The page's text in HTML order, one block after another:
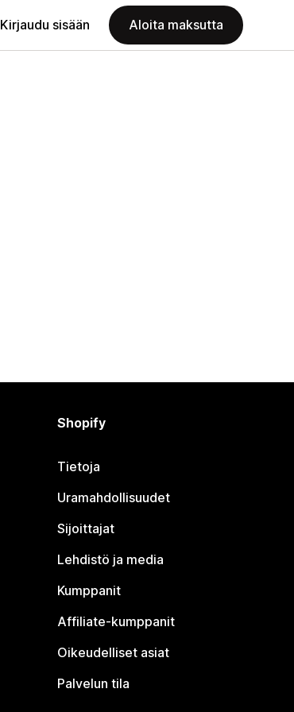
Kirjaudu sisään Aloita maksutta
Shopify
Tietoja
Uramahdollisuudet
Sijoittajat
Lehdistö ja media
Kumppanit
Affiliate-kumppanit
Oikeudelliset asiat
Palvelun tila